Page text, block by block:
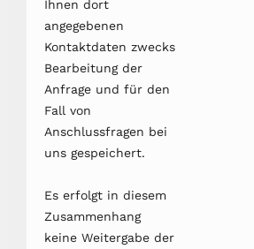
Ihnen dort
angegebenen
Kontaktdaten zwecks
Bearbeitung der
Anfrage und für den
Fall von
Anschlussfragen bei
uns gespeichert.
Es erfolgt in diesem
Zusammenhang
keine Weitergabe der